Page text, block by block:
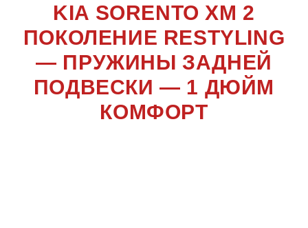
KIA SORENTO XM 2
ПОКОЛЕНИЕ RESTYLING
— ПРУЖИНЫ ЗАДНЕЙ
ПОДВЕСКИ — 1 ДЮЙМ
КОМФОРТ